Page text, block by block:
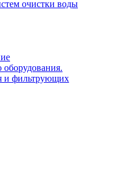
очистки воды
и фильтрующих